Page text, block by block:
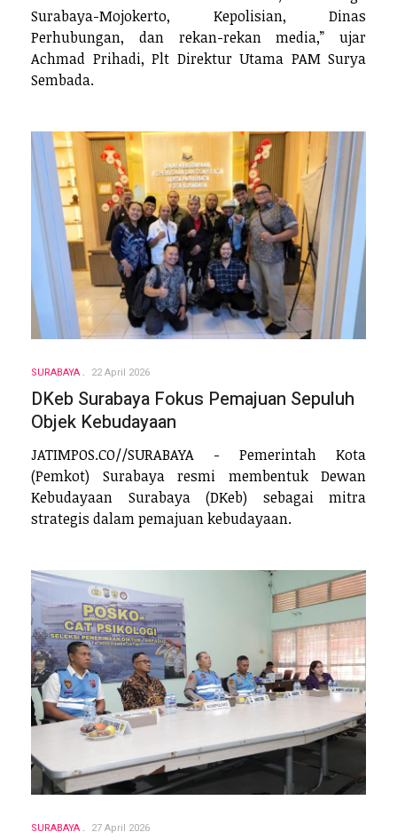
Surabaya-Mojokerto, Kepolisian, Dinas
Perhubungan, dan rekan-rekan media,” ujar
Achmad Prihadi, Plt Direktur Utama PAM Surya
Sembada.
SURABAYA 22 April 2026
DKeb Surabaya Fokus Pemajuan Sepuluh
Objek Kebudayaan
JATIMPOS.CO//SURABAYA - Pemerintah Kota
(Pemkot) Surabaya resmi membentuk Dewan
Kebudayaan Surabaya (DKeb) sebagai mitra
strategis dalam pemajuan kebudayaan.
SURABAYA 27 April 2026